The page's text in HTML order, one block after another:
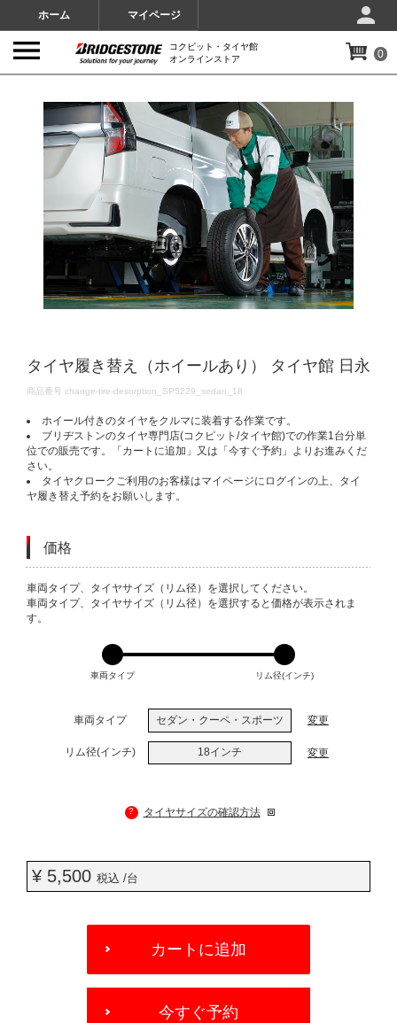
ホーム マイページ
コクピット・タイヤ館
オンラインストア
0
タイヤ履き替え（ホイールあり） タイヤ館 日永
DETAILS
商品番号 change-tire-desorption_SP5229_sedan_18
ホイール付きのタイヤをクルマに装着する作業です。
ブリヂストンのタイヤ専門店(コクピット/タイヤ館)での作業1台分単
位での販売です。「カートに追加」又は「今すぐ予約」よりお進みくだ
さい。
タイヤクロークご利用のお客様はマイページにログインの上、タイ
ヤ履き替え予約をお願いします。
価格
VARIATIONS
車両タイプ、タイヤサイズ（リム径）を選択してください。
車両タイプ、タイヤサイズ（リム径）を選択すると価格が表示されま
す。
車両タイプ リム径(インチ)
車両タイプ セダン・クーペ・スポーツ 変更
リム径(インチ) 18インチ 変更
? タイヤサイズの確認方法
¥ 5,500 税込 /台
OPTIONS
カートに追加
今すぐ予約